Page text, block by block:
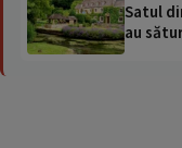
Satul
au